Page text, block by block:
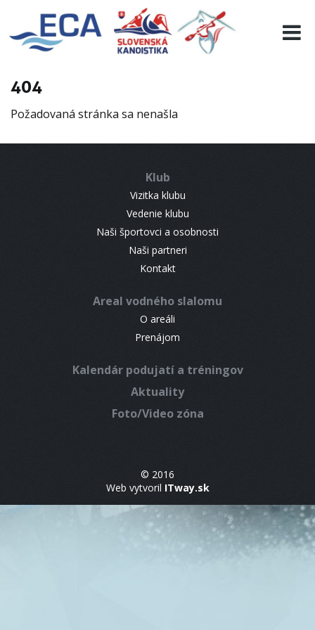
404
Požadovaná stránka sa nenašla
Klub
Vizitka klubu
Vedenie klubu
Naši športovci a osobnosti
Naši partneri
Kontakt
Areal vodného slalomu
O areáli
Prenájom
Kalendár podujatí a tréningov
Aktuality
Foto/Video zóna
© 2016
Web vytvoril ITway.sk
EURO 19
INFO
RESULTS
CONTACT